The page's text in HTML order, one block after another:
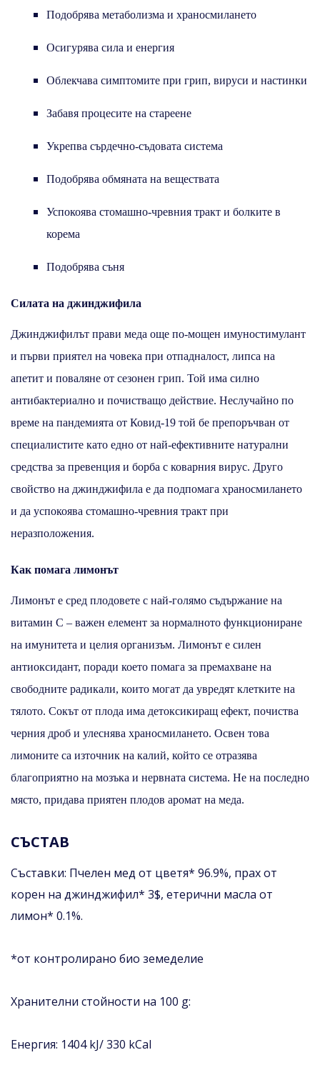
Подобрява метаболизма и храносмилането
Осигурява сила и енергия
Облекчава симптомите при грип, вируси и настинки
Забавя процесите на стареене
Укрепва сърдечно-съдовата система
Подобрява обмяната на веществата
Успокоява стомашно-чревния тракт и болките в
корема
Подобрява съня
Силата на джинджифила
Джинджифилът прави меда още по-мощен имуностимулант
и първи приятел на човека при отпадналост, липса на
апетит и поваляне от сезонен грип. Той има силно
антибактериално и почистващо действие. Неслучайно по
време на пандемията от Ковид-19 той бе препоръчван от
специалистите като едно от най-ефективните натурални
средства за превенция и борба с коварния вирус. Друго
свойство на джинджифила е да подпомага храносмилането
и да успокоява стомашно-чревния тракт при
неразположения.
Как помага лимонът
Лимонът е сред плодовете с най-голямо съдържание на
витамин С – важен елемент за нормалното функциониране
на имунитета и целия организъм. Лимонът е силен
антиоксидант, поради което помага за премахване на
свободните радикали, които могат да увредят клетките на
тялото. Сокът от плода има детоксикиращ ефект, почиства
черния дроб и улеснява храносмилането. Освен това
лимоните са източник на калий, който се отразява
благоприятно на мозъка и нервната система. Не на последно
място, придава приятен плодов аромат на меда.
СЪСТАВ
Съставки: Пчелен мед от цветя* 96.9%, прах от
корен на джинджифил* 3$, етерични масла от
лимон* 0.1%.
*от контролирано био земеделие
Хранителни стойности на 100 g:
Eнергия: 1404 kJ/ 330 kCal